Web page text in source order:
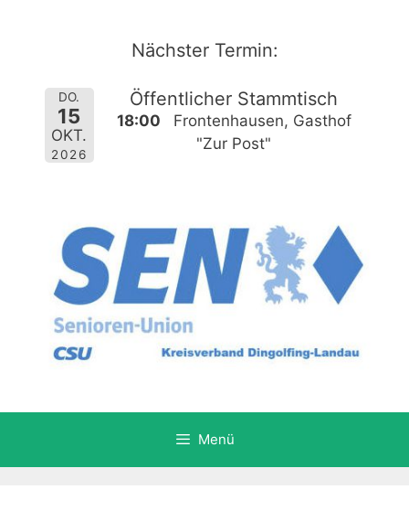
Nächster Termin:
DO.
15
OKT.
2026
Öffentlicher Stammtisch
18:00
Frontenhausen, Gasthof
"Zur Post"
Menü